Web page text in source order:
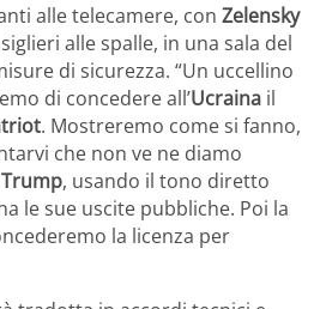
alle telecamere, con Zelensky
alle spalle, in una sala del
di sicurezza. “Un uccellino
di concedere all’Ucraina il
. Mostreremo come si fanno,
che non ve ne diamo
Trump, usando il tono diretto
le sue uscite pubbliche. Poi la
la licenza per